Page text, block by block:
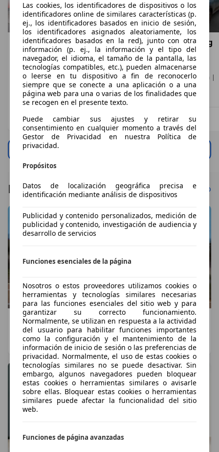
Las cookies, los identificadores de dispositivos o los
identificadores online de similares características (p.
ej., los identificadores basados en inicio de sesión,
los identificadores asignados aleatoriamente, los
identificadores basados en la red), junto con otra
información (p. ej., la información y el tipo del
navegador, el idioma, el tamaño de la pantalla, las
tecnologías compatibles, etc.), pueden almacenarse
o leerse en tu dispositivo a fin de reconocerlo
siempre que se conecte a una aplicación o a una
página web para una o varias de los finalidades que
se recogen en el presente texto.
Puede cambiar sus ajustes y retirar su
consentimiento en cualquier momento a través del
Gestor de Privacidad en nuestra Política de
privacidad.
Propósitos
Datos de localización geográfica precisa e
identificación mediante análisis de dispositivos
Publicidad y contenido personalizados, medición de
publicidad y contenido, investigación de audiencia y
desarrollo de servicios
Funciones esenciales de la página
Nosotros o estos proveedores utilizamos cookies o
herramientas y tecnologías similares necesarias
para las funciones esenciales del sitio web y para
garantizar su correcto funcionamiento.
Normalmente, se utilizan en respuesta a la actividad
del usuario para habilitar funciones importantes
como la configuración y el mantenimiento de la
información de inicio de sesión o las preferencias de
privacidad. Normalmente, el uso de estas cookies o
tecnologías similares no se puede desactivar. Sin
embargo, algunos navegadores pueden bloquear
estas cookies o herramientas similares o avisarle
sobre ellas. Bloquear estas cookies o herramientas
similares puede afectar la funcionalidad del sitio
web.
Funciones de página avanzadas
Dacia Spring
Comfort Plus Electric 33kW (45CV)
€ 8.4901
05/2021
37.669 km
Eléctrico
- (kWh/100 km)
2,
Profesional
ES 28918
Dacia Spring
BEV 27KWH 48KW EXTREME AUTO 65 5P
€ 11.4301
12/2023
21.909 km
Eléctrico
- (kWh/100 km)
2,
Profesional
ES 28914
Dacia Spring
Extreme 52kW
€ 14.900
04/2026
10 km
Eléctrico
- (kWh/100 km)
Profesional
ES 29680
Dacia: Últimos artículos Ver todo
Contacto con el Dacia Bigster 2025: más que un
Duster estirado
Javier Montoro · 26/04/2025 · 7 minutos de lectura